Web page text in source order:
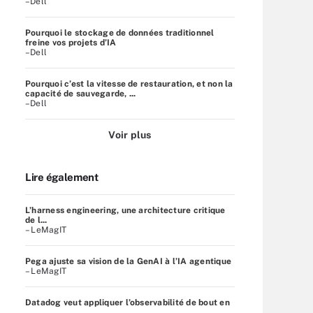
Pourquoi le stockage de données traditionnel
freine vos projets d’IA
–Dell
Pourquoi c’est la vitesse de restauration, et non la
capacité de sauvegarde, ...
–Dell
Voir plus
Lire également
L’harness engineering, une architecture critique
de l...
– LeMagIT
Pega ajuste sa vision de la GenAI à l’IA agentique
– LeMagIT
Datadog veut appliquer l’observabilité de bout en